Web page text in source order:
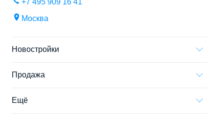
+7 495 909 16 41
Москва
Новостройки
Продажа
Ещё